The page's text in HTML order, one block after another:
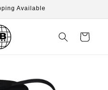
Available
Cart